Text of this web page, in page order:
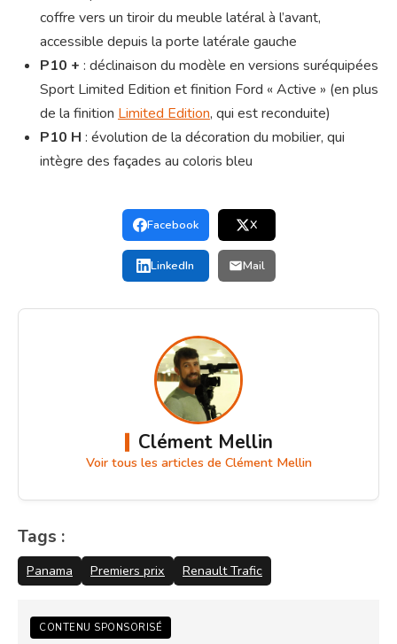
coffre vers un tiroir du meuble latéral à l’avant,
accessible depuis la porte latérale gauche
P10 + : déclinaison du modèle en versions suréquipées
Sport Limited Edition et finition Ford « Active » (en plus
de la finition Limited Edition, qui est reconduite)
P10 H : évolution de la décoration du mobilier, qui
intègre des façades au coloris bleu
Facebook X
LinkedIn Mail
Clément Mellin
Voir tous les articles de Clément Mellin
Tags :
Panama Premiers prix Renault Trafic
CONTENU SPONSORISÉ